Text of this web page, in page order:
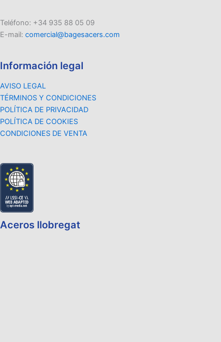
Teléfono: +34 935 88 05 09
E-mail: comercial@bagesacers.com
Información legal
AVISO LEGAL
TÉRMINOS Y CONDICIONES
POLÍTICA DE PRIVACIDAD
POLÍTICA DE COOKIES
CONDICIONES DE VENTA
Aceros llobregat